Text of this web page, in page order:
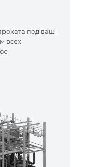
под ваш
всех